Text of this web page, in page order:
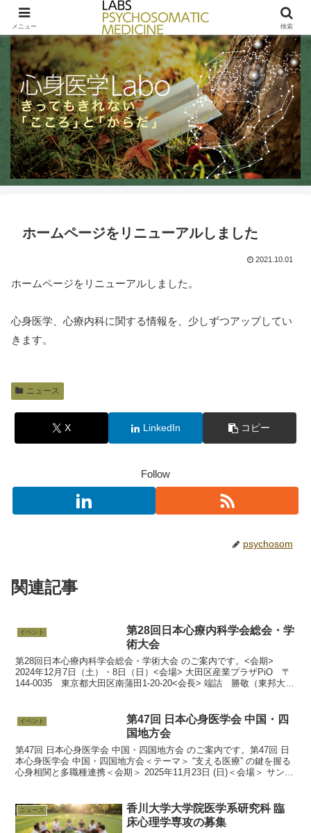
きってもきれないこころとからだ / LABs PSYCHOSOMATIC MEDICINE
ホームページをリニューアルしました
2021.10.01
ホームページをリニューアルしました。
心身医学、心療内科に関する情報を、少しずつアップしてい
きます。
ニュース
X LinkedIn コピー
Follow
psychosom
関連記事
イベント
第28回日本心療内科学会総会・学
術大会
第28回日本心療内科学会総会・学術大会 のご案内です。<会期>
2024年12月7日（土）・8日（日）<会場> 大田区産業プラザPiO 〒
144-0035 東京都大田区南蒲田1-20-20<会長> 端詰 勝敬（東邦大学
イベント
第47回 日本心身医学会 中国・四
国地方会
第47回 日本心身医学会 中国・四国地方会 のご案内です。第47回 日
本心身医学会 中国・四国地方会＜テーマ＞ “支える医療” の鍵を握る
心身相関と多職種連携＜会期＞ 2025年11月23日 (日)＜会場＞ サンポ
ニュース
香川大学大学院医学系研究科 臨
床心理学専攻の募集
メニュー 検索